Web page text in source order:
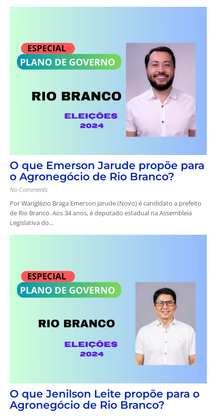
O que Emerson Jarude propõe para
o Agronegócio de Rio Branco?
No Comments
Por Wanglézio Braga Emerson Jarude (Novo) é candidato a prefeito
de Rio Branco. Aos 34 anos, é deputado estadual na Assembleia
Legislativa do...
O que Jenilson Leite propõe para o
Agronegócio de Rio Branco?